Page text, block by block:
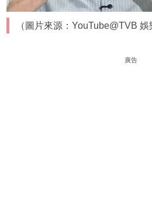
（圖片來源：YouTube@TVB 娛
廣告